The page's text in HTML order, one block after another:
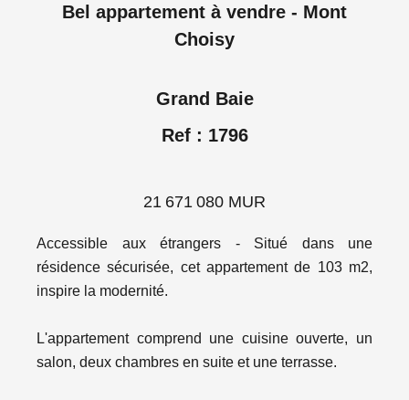
Bel appartement à vendre - Mont
Choisy
Grand Baie
Ref : 1796
21 671 080 MUR
Accessible aux étrangers - Situé dans une
résidence sécurisée, cet appartement de 103 m2,
inspire la modernité.
L'appartement comprend une cuisine ouverte, un
salon, deux chambres en suite et une terrasse.